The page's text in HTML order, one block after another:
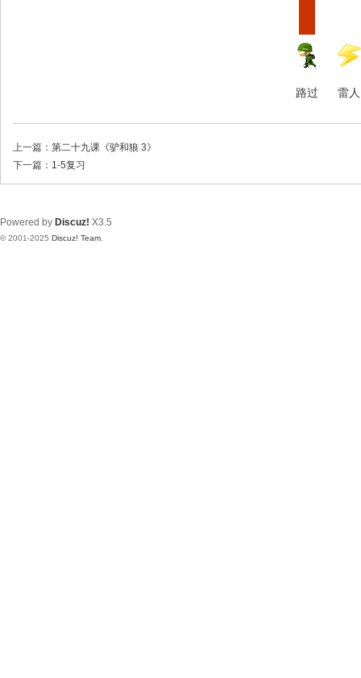
路过 雷人
上一篇： 第二十九课《驴和狼 3》
下一篇： 1-5复习
Powered by Discuz! X3.5
© 2001-2025 Discuz! Team